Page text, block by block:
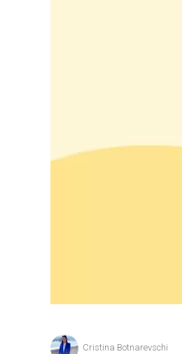
Cristina Botnarevschi